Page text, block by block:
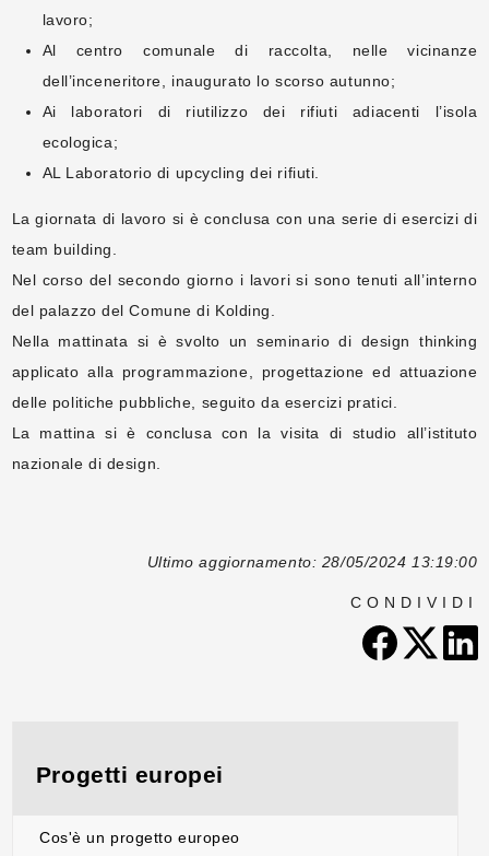
lavoro;
Al centro comunale di raccolta, nelle vicinanze
dell’inceneritore, inaugurato lo scorso autunno;
Ai laboratori di riutilizzo dei rifiuti adiacenti l’isola
ecologica;
AL Laboratorio di upcycling dei rifiuti.
La giornata di lavoro si è conclusa con una serie di esercizi di
team building.
Nel corso del secondo giorno i lavori si sono tenuti all’interno
del palazzo del Comune di Kolding.
Nella mattinata si è svolto un seminario di design thinking
applicato alla programmazione, progettazione ed attuazione
delle politiche pubbliche, seguito da esercizi pratici.
La mattina si è conclusa con la visita di studio all’istituto
nazionale di design.
Ultimo aggiornamento: 28/05/2024 13:19:00
CONDIVIDI
Progetti europei
Cos'è un progetto europeo